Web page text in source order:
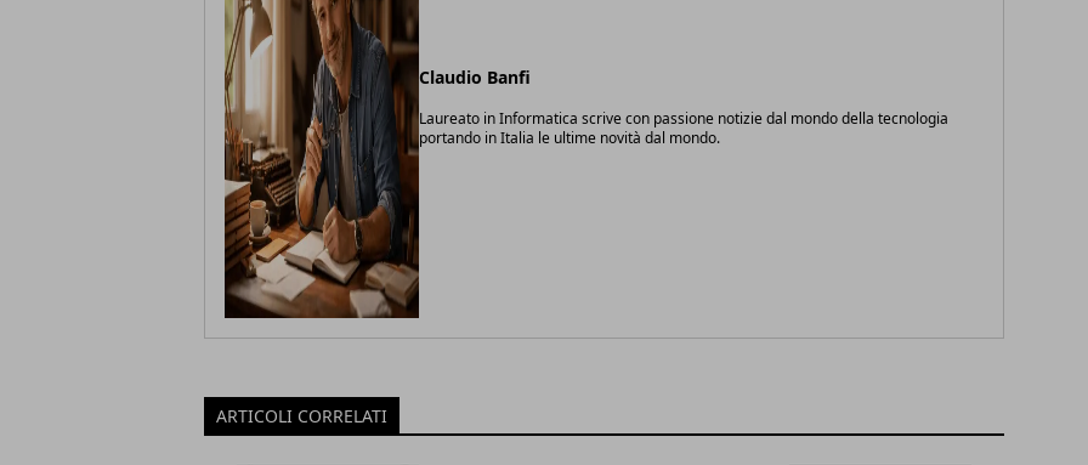
Claudio Banfi
Laureato in Informatica scrive con passione notizie dal mondo della tecnologia
portando in Italia le ultime novità dal mondo.
ARTICOLI CORRELATI